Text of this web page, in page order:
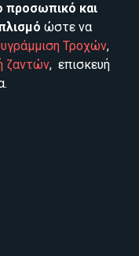
προσωπικό και
ώστε να
Τροχών,
ζαντών, επισκευή